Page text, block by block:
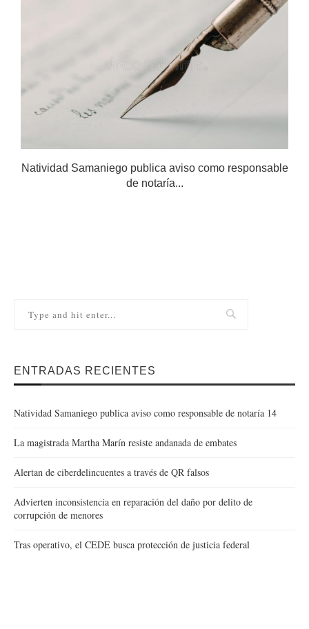
Natividad Samaniego publica aviso como responsable
de notaría...
ENTRADAS RECIENTES
Natividad Samaniego publica aviso como responsable de notaría 14
La magistrada Martha Marín resiste andanada de embates
Alertan de ciberdelincuentes a través de QR falsos
Advierten inconsistencia en reparación del daño por delito de
corrupción de menores
Tras operativo, el CEDE busca protección de justicia federal